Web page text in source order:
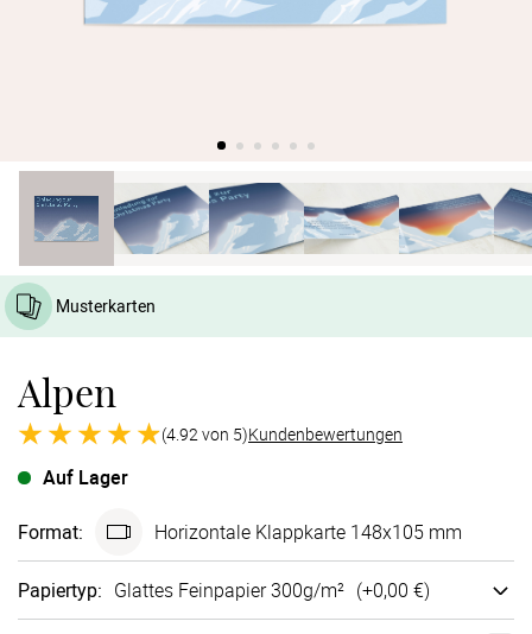
Musterkarten
Alpen
(4.92 von 5)Kundenbewertungen
Auf Lager
Format: Ho­ri­zon­tale Klappkarte 148x105 mm
Papiertyp: Glattes Fein­papier 300g/m² (+0,00 €)